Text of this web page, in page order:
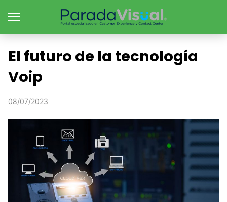
El futuro de la tecnología
Voip
08/07/2023